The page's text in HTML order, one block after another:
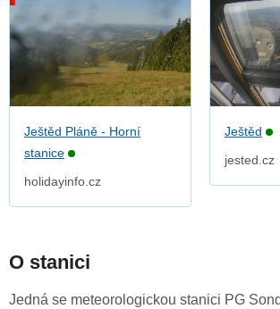
Ještěd Pláně - Horní
stanice
holidayinfo.cz
Ještěd
jested.cz
O stanici
Jedná se meteorologickou stanici PG